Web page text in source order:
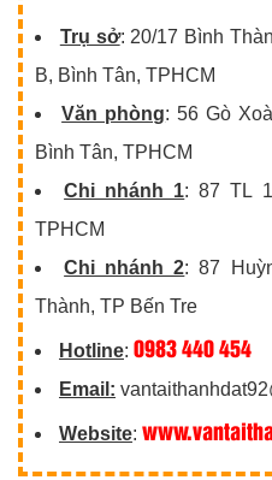
Trụ sở: 20/17 Bình
B, Bình Tân, TPHCM
Văn phòng: 56 Gò
Bình Tân, TPHCM
Chi nhánh 1: 87 TL
TPHCM
Chi nhánh 2: 87
Thành, TP Bến Tre
Hotline: 0983 440 454
Email:
Website: